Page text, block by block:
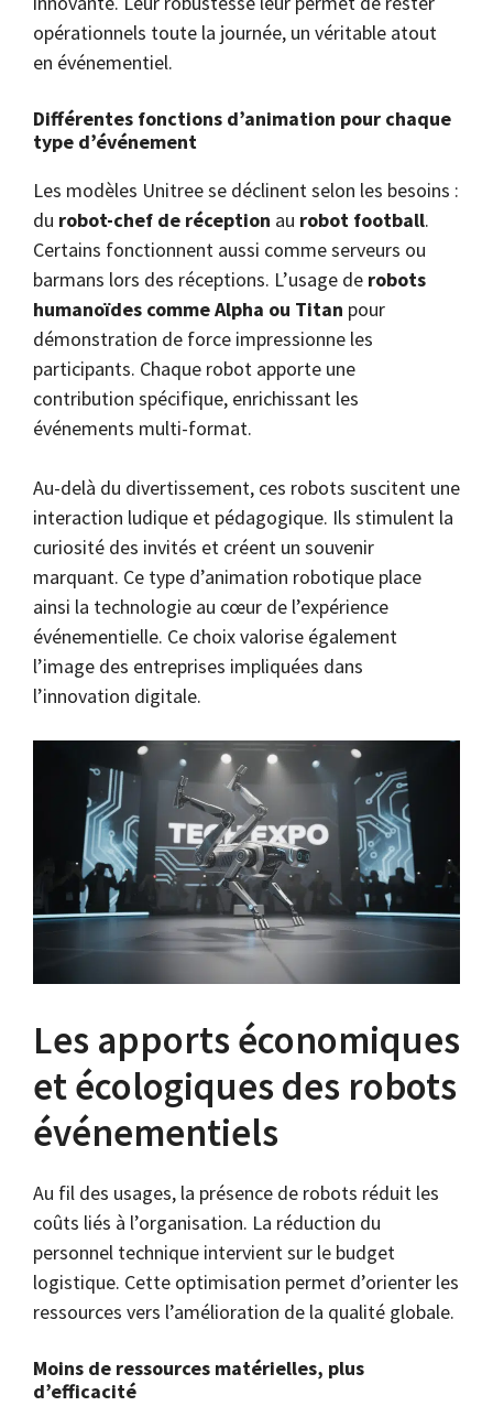
opérationnels toute la journée, un véritable atout
en événementiel.
Différentes fonctions d’animation pour chaque
type d’événement
Les modèles Unitree se déclinent selon les besoins :
du robot-chef de réception au robot football.
Certains fonctionnent aussi comme serveurs ou
barmans lors des réceptions. L’usage de robots
humanoïdes comme Alpha ou Titan pour
démonstration de force impressionne les
participants. Chaque robot apporte une
contribution spécifique, enrichissant les
événements multi-format.
Au-delà du divertissement, ces robots suscitent une
interaction ludique et pédagogique. Ils stimulent la
curiosité des invités et créent un souvenir
marquant. Ce type d’animation robotique place
ainsi la technologie au cœur de l’expérience
événementielle. Ce choix valorise également
l’image des entreprises impliquées dans
l’innovation digitale.
Les apports économiques
et écologiques des robots
événementiels
Au fil des usages, la présence de robots réduit les
coûts liés à l’organisation. La réduction du
personnel technique intervient sur le budget
logistique. Cette optimisation permet d’orienter les
ressources vers l’amélioration de la qualité globale.
Moins de ressources matérielles, plus
d’efficacité